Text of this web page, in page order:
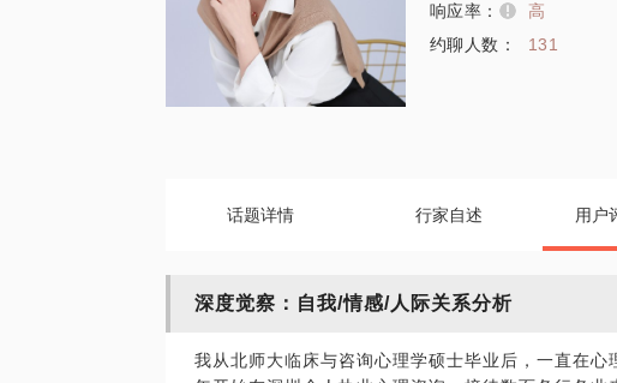
响应率：
高
约聊人数：
131
话题详情 行家自述 用户
深度觉察：自我/情感/人际关系分析
我从北师大临床与咨询心理学硕士毕业后，一直在